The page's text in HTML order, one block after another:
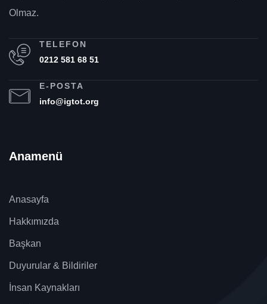
Olmaz.
TELEFON
0212 581 68 51
E-POSTA
info@igtot.org
Anamenü
Anasayfa
Hakkımızda
Başkan
Duyurular & Bildiriler
İnsan Kaynakları